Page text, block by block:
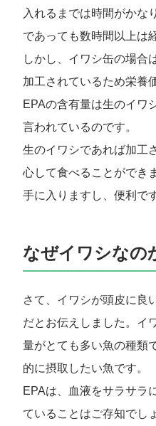
入れるまでは時間がかな
であっても数時間以上は
しかし、イワシ缶の場合
加工されているため栄養
EPAの含有量は生のイワ
言われているのです。
生のイワシであれば加工
心して食べることができ
手に入りますし、便利で
なぜイワシなの
さて、イワシが頭皮に良
だとお伝えしました。イ
量がとても多い魚の種類
的に摂取したい魚です。
EPAは、血液をサラサラ
ていることはご存知でし